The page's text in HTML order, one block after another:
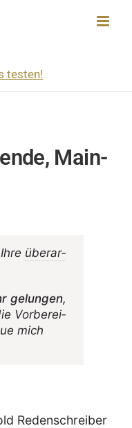
testen!
Main-
über­ar­
gelungen,
Vorbe­rei­
mich
Reden­schreiber